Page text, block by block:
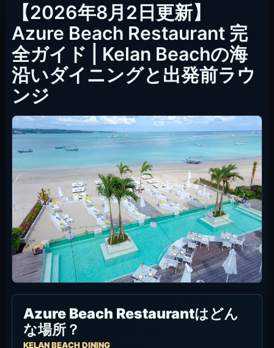
【2026年8月2日更新】
Azure Beach Restaurant 完
全ガイド | Kelan Beachの海
沿いダイニングと出発前ラウ
ンジ
Azure Beach Restaurantはどん
な場所？
KELAN BEACH DINING